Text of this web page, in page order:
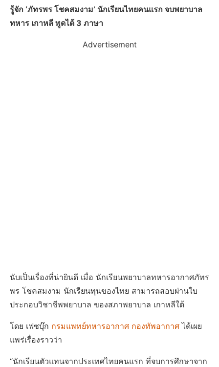
รู้จัก ‘ภัทรพร โชคสมงาม’ นักเรียนไทยคนแรก จบพยาบาล
ทหาร เกาหลี พูดได้ 3 ภาษา
Advertisement
นับเป็นเรื่องที่น่ายินดี เมื่อ นักเรียนพยาบาลทหารอากาศภัทร
พร โชคสมงาม นักเรียนทุนของไทย สามารถสอบผ่านใบ
ประกอบวิชาชีพพยาบาล ของสภาพยาบาล เกาหลีใต้
โดย เฟซบุ๊ก กรมแพทย์ทหารอากาศ กองทัพอากาศ ได้เผย
แพร่เรื่องราวว่า
“นักเรียนตัวแทนจากประเทศไทยคนแรก ที่จบการศึกษาจาก